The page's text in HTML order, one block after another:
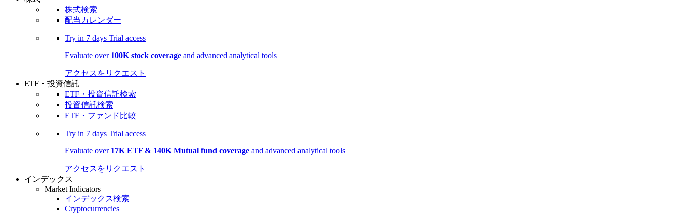
株式検索
配当カレンダー
Try in 7 days Trial access
Evaluate over 100K stock coverage and advanced analytical tools
アクセスをリクエスト
ETF・投資信託
ETF・投資信託検索
投資信託検索
ETF・ファンド比較
Try in 7 days Trial access
Evaluate over 17K ETF & 140K Mutual fund coverage and advanced analytical tools
アクセスをリクエスト
インデックス
Market Indicators
インデックス検索
Cryptocurrencies